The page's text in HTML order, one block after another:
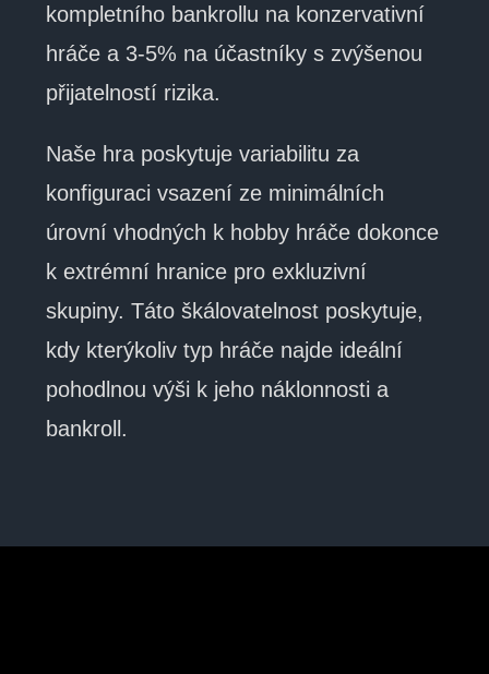
kompletního bankrollu na konzervativní
hráče a 3-5% na účastníky s zvýšenou
přijatelností rizika.
Naše hra poskytuje variabilitu za
konfiguraci vsazení ze minimálních
úrovní vhodných k hobby hráče dokonce
k extrémní hranice pro exkluzivní
skupiny. Táto škálovatelnost poskytuje,
kdy kterýkoliv typ hráče najde ideální
pohodlnou výši k jeho náklonnosti a
bankroll.